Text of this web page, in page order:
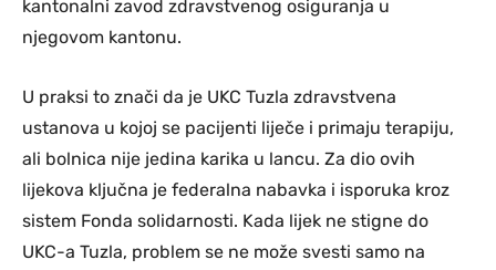
kantonalni zavod zdravstvenog osiguranja u
njegovom kantonu.
U praksi to znači da je UKC Tuzla zdravstvena
ustanova u kojoj se pacijenti liječe i primaju terapiju,
ali bolnica nije jedina karika u lancu. Za dio ovih
lijekova ključna je federalna nabavka i isporuka kroz
sistem Fonda solidarnosti. Kada lijek ne stigne do
UKC-a Tuzla, problem se ne može svesti samo na